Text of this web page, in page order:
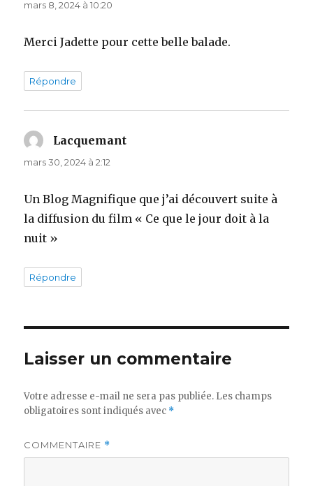
mars 8, 2024 à 10:20
Merci Jadette pour cette belle balade.
Répondre
Lacquemant
mars 30, 2024 à 2:12
Un Blog Magnifique que j’ai découvert suite à
la diffusion du film « Ce que le jour doit à la
nuit »
Répondre
Laisser un commentaire
Votre adresse e-mail ne sera pas publiée. Les champs
obligatoires sont indiqués avec *
COMMENTAIRE *